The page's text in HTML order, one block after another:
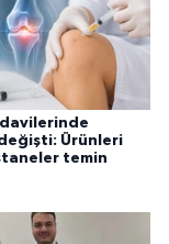
Ürünleri
temin